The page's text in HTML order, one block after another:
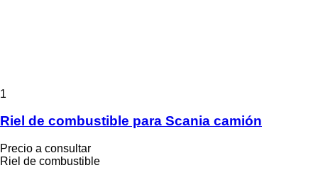
1
Riel de combustible para Scania camión
Precio a consultar
Riel de combustible